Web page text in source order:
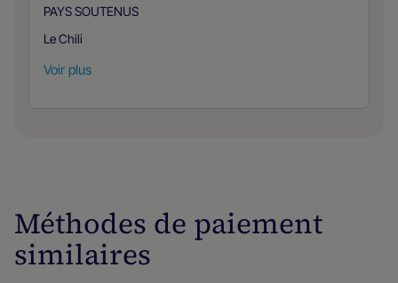
PAYS SOUTENUS
Le Chili
Voir plus
Méthodes de paiement
similaires